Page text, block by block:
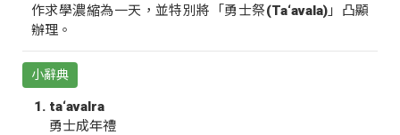
作求學濃縮為一天，並特別將「勇士祭(Ta‘avala)」凸顯
辦理。
小辭典
ta‘avalra
勇士成年禮